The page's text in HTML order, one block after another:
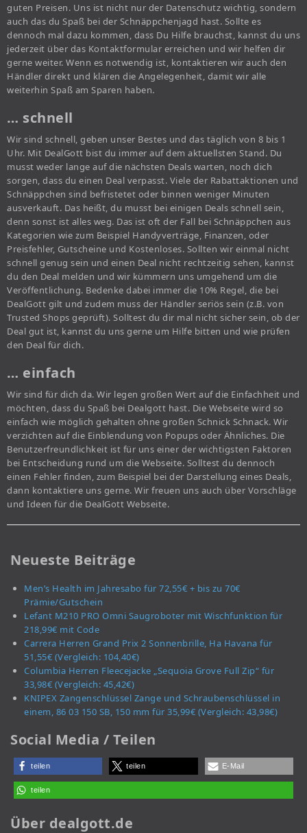
guten Preisen. Uns ist nicht nur der Datenschutz wichtig, sondern
auch das du Spaß bei der Schnäppchenjagd hast. Sollte es
dennoch mal dazu kommen, dass Du Hilfe brauchst, kannst du uns
jederzeit über das Kontaktformular erreichen und wir helfen dir
gerne weiter. Wenn es notwendig ist, kontaktieren wir auch den
Händler direkt und klären die Angelegenheit, damit wir alle
weiterhin Spaß am Sparen haben.
… schnell
Wir sind schnell, geben unser Bestes und das täglich von 8 bis 1
Uhr. Mit DealGott bist du immer auf dem aktuellsten Stand. Du
musst weder lange auf die nächsten Deals warten, noch dich
sorgen, dass du einen Deal verpasst. Viele der Rabattaktionen und
Schnäppchen sind befristetet oder binnen weniger Minuten
ausverkauft. Das heißt, du musst bei einigen Deals schnell sein,
denn sonst ist alles weg. Das ist oft der Fall bei Schnäppchen aus
Kategorien wie zum Beispiel Handyverträge, Finanzen, oder
Preisfehler, Gutscheine und Kostenloses. Sollten wir einmal nicht
schnell genug sein und einen Deal nicht rechtzeitig sehen, kannst
du den Deal melden und wir kümmern uns umgehend um die
Veröffentlichung. Bedenke dabei immer die 10% Regel, die bei
DealGott gilt und zudem muss der Händler seriös sein (z.B. von
Trusted Shops geprüft). Solltest du dir mal nicht sicher sein, ob der
Deal gut ist, kannst du uns gerne um Hilfe bitten und wie prüfen
den Deal für dich.
… einfach
Wir sind für dich da. Wir legen großen Wert auf die Einfachheit und
möchten, dass du Spaß bei Dealgott hast. Die Webseite wird so
einfach wie möglich gehalten ohne großen Schnick Schnack. Wir
verzichten auf die Einblendung von Popups oder Ähnliches. Die
Benutzerfreundlichkeit ist für uns einer der wichtigsten Faktoren
bei Entscheidung rund um die Webseite. Solltest du dennoch
einen Fehler finden, zum Beispiel bei der Darstellung eines Deals,
dann kontaktiere uns gerne. Wir freuen uns auch über Vorschläge
und Ideen für die DealGott Webseite.
Neueste Beiträge
Men’s Health im Jahresabo für 72,55€ + bis zu 70€
Prämie/Gutschein
Lefant M210 PRO Omni Saugroboter mit Wischfunktion für
218,99€ mit Code
Carrera Herren Grand Prix 2 Sonnenbrille, Ha Havana für
51,55€ (Vergleich: 104,40€)
Columbia Herren Fleecejacke „Sequoia Grove Full Zip“ für
33,98€ (Vergleich: 45,42€)
KNIPEX Zangenschlüssel Zange und Schraubenschlüssel in
einem, 86 03 150 SB, 150 mm für 35,99€ (Vergleich: 43,98€)
Social Media / Teilen
teilen teilen E-Mail
teilen
Über dealgott.de